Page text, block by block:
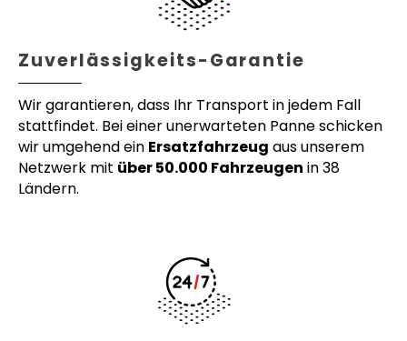
Zuverlässigkeits-Garantie
Wir garantieren, dass Ihr Transport in jedem Fall
stattfindet. Bei einer unerwarteten Panne schicken
wir umgehend ein Ersatzfahrzeug aus unserem
Netzwerk mit über 50.000 Fahrzeugen in 38
Ländern.